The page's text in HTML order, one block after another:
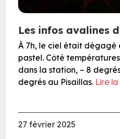
Les infos avalines
À 7h, le ciel était dégagé
pastel. Côté
dans la station, – 8
degrés au Pisaillas. Lire
27 février 2025